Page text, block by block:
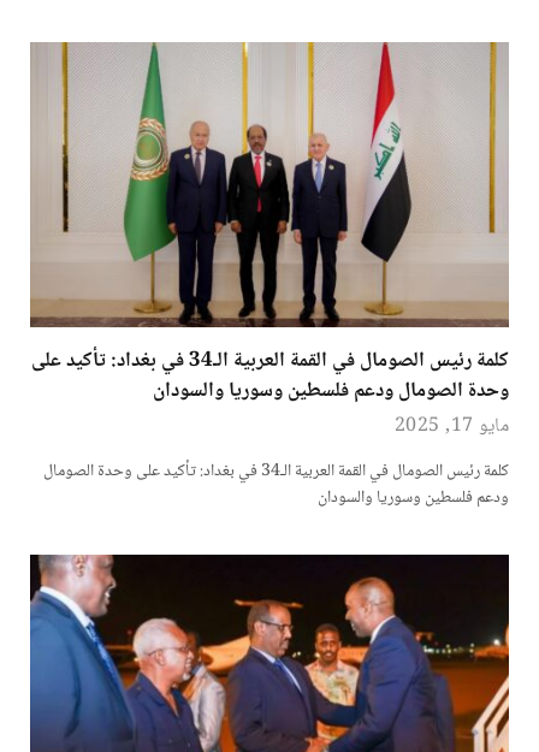
كلمة رئيس الصومال في القمة العربية الـ34 في بغداد: تأكيد على
وحدة الصومال ودعم فلسطين وسوريا والسودان
مايو 17, 2025
كلمة رئيس الصومال في القمة العربية الـ34 في بغداد: تأكيد على وحدة الصومال
ودعم فلسطين وسوريا والسودان